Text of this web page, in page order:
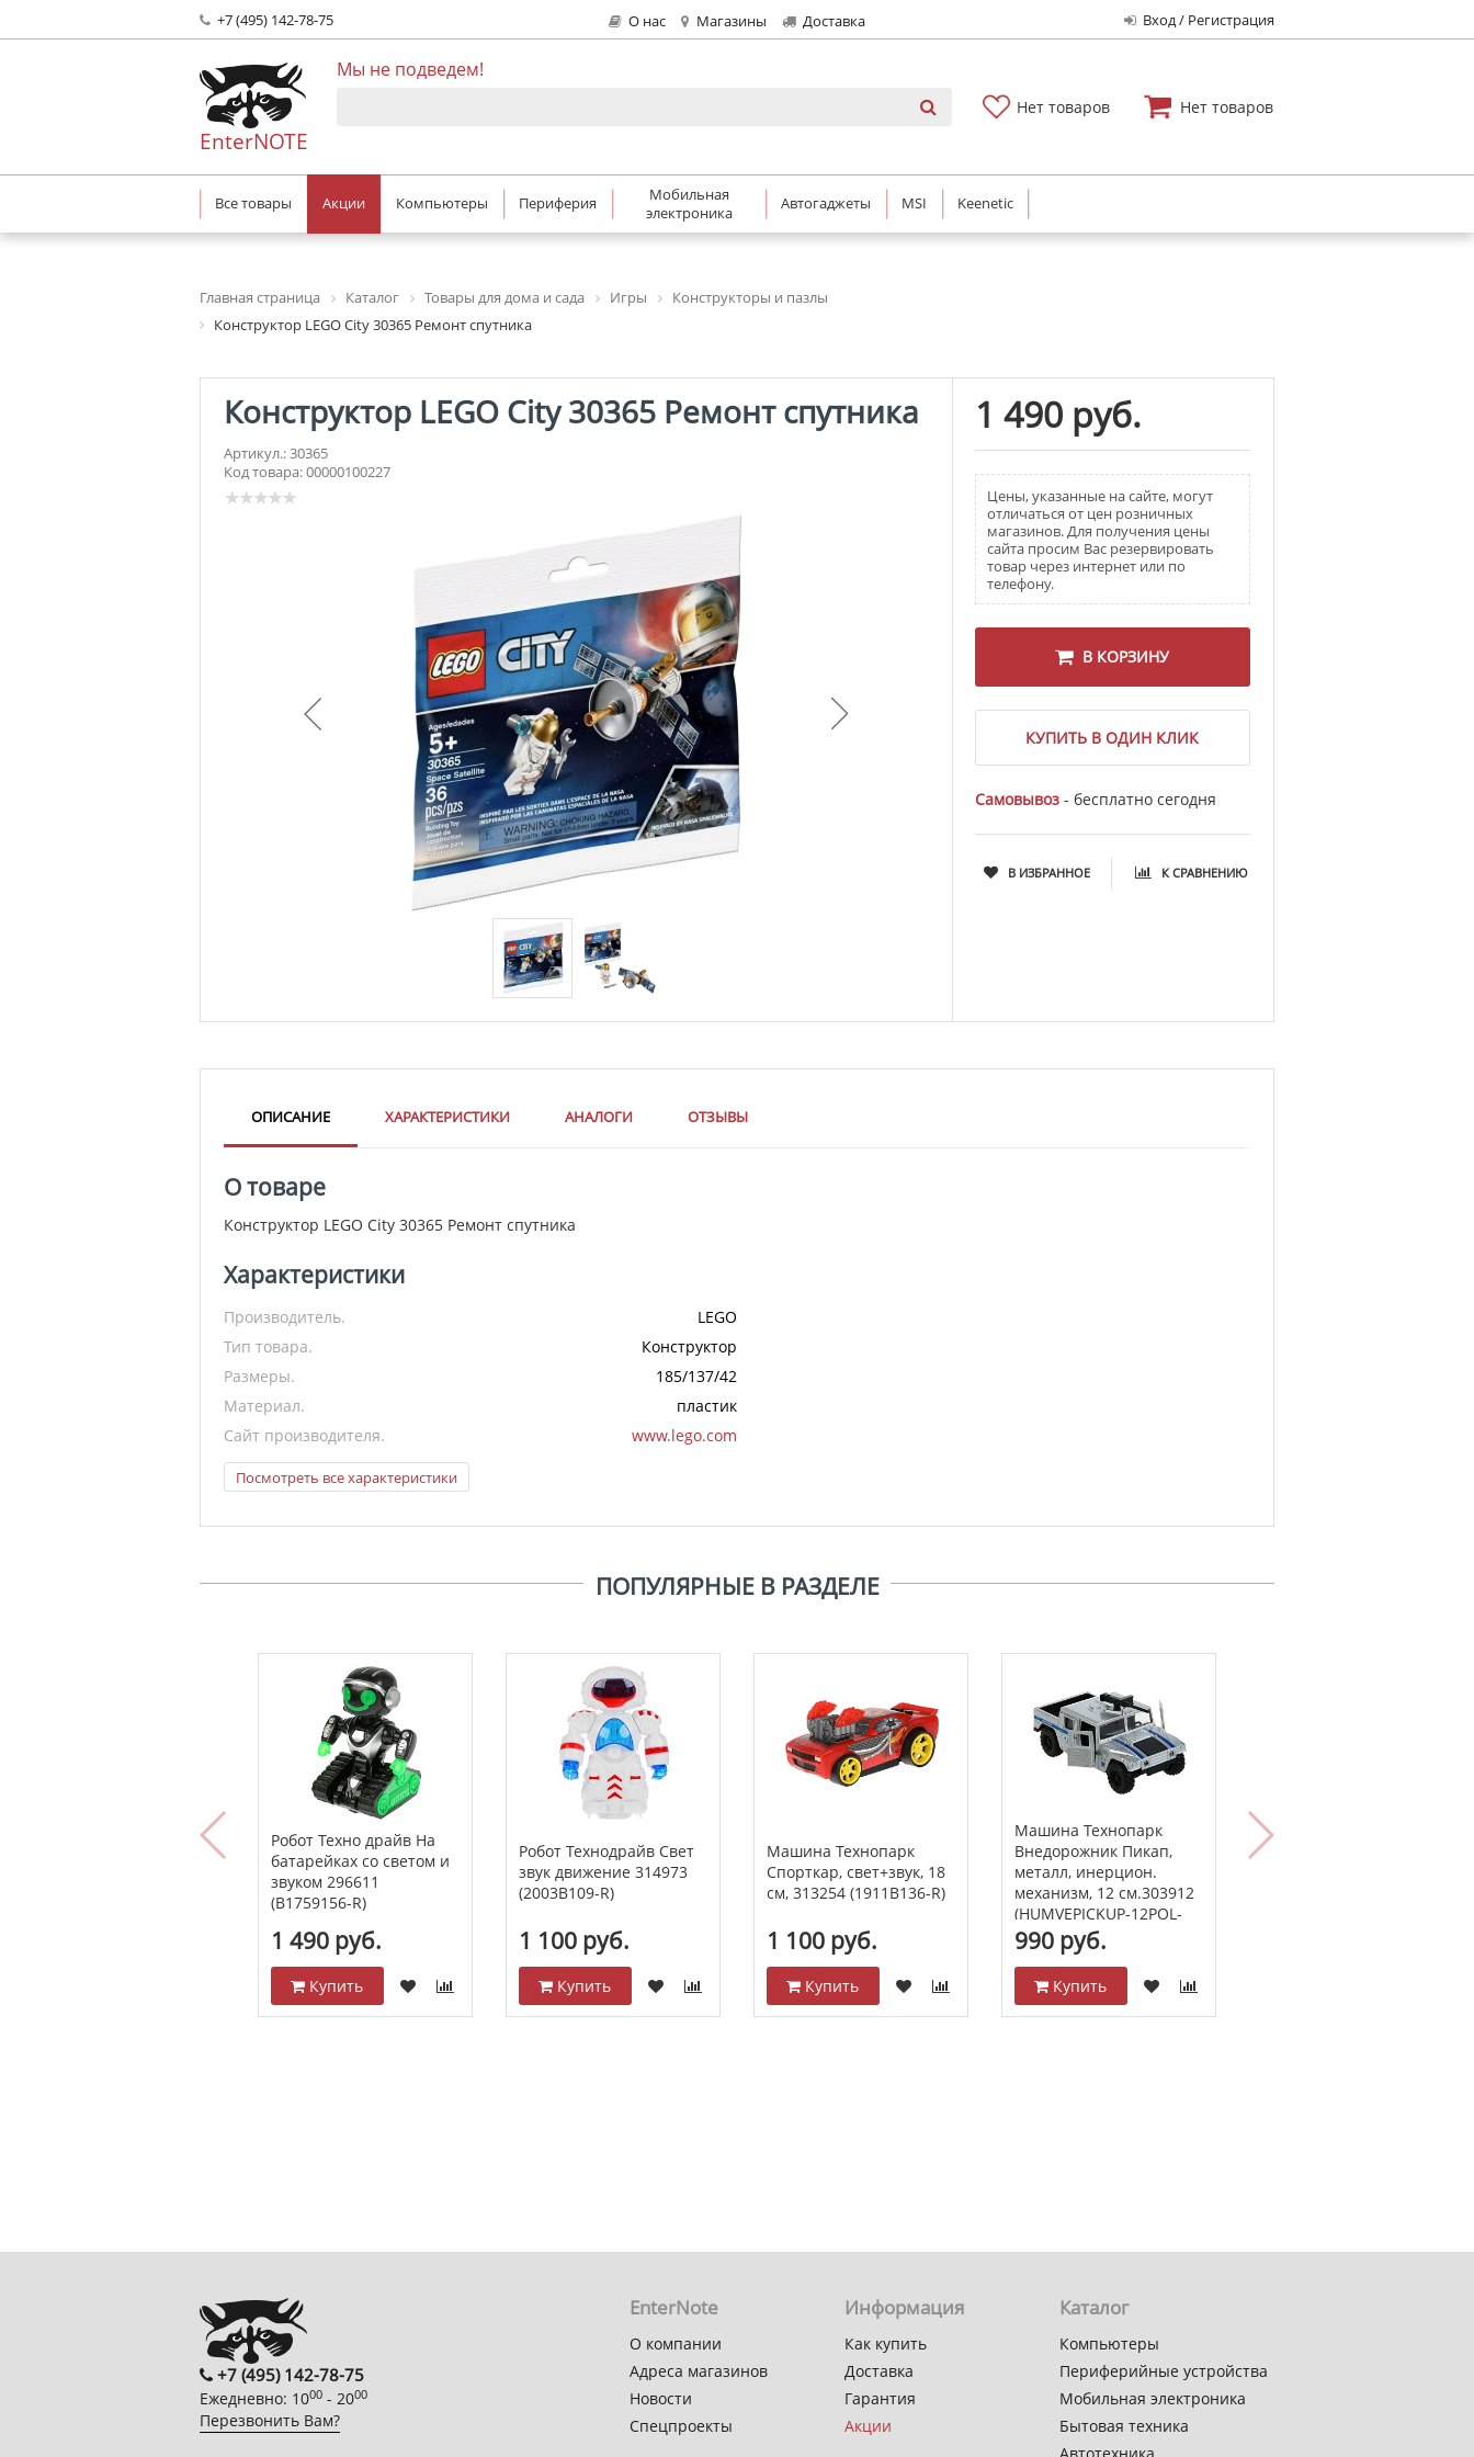
+7 (495) 142-78-75 О нас Магазины Доставка Вход / Регистрация
EnterNOTE
Мы не подведем!
Нет товаров Нет товаров
Все товары Акции Компьютеры Периферия
Мобильная
электроника
Автогаджеты MSI Keenetic
Главная страница Каталог Товары для дома и сада Игры
Конструкторы и пазлы
Конструктор LEGO City 30365 Ремонт спутника
Конструктор LEGO City 30365 Ремонт спутника
Артикул.: 30365
Код товара: 00000100227
1 490 руб.
Цены, указанные на сайте, могут
отличаться от цен розничных
магазинов. Для получения цены
сайта просим Вас резервировать
товар через интернет или по
телефону.
В КОРЗИНУ
КУПИТЬ В ОДИН КЛИК
Самовывоз- бесплатно сегодня
В ИЗБРАННОЕ К СРАВНЕНИЮ
ОПИСАНИЕ ХАРАКТЕРИСТИКИ АНАЛОГИ ОТЗЫВЫ
О товаре
Конструктор LEGO City 30365 Ремонт спутника
Характеристики
Производитель.
LEGO
Тип товара.
Конструктор
Размеры.
185/137/42
Материал.
пластик
Сайт производителя.
www.lego.com
Посмотреть все характеристики
ПОПУЛЯРНЫЕ В РАЗДЕЛЕ
Робот Техно драйв На
батарейках со светом и
звуком 296611
(B1759156-R)
1 490 руб.
Купить
Робот Технодрайв Свет
звук движение 314973
(2003B109-R)
1 100 руб.
Купить
Машина Технопарк
Спорткар, свет+звук, 18
см, 313254 (1911B136-R)
1 100 руб.
Купить
Машина Технопарк
Внедорожник Пикап,
металл, инерцион.
механизм, 12 см.303912
(HUMVEPICKUP-12POL-
SR)
990 руб.
Купить
+7 (495) 142-78-75
Ежедневно: 1000 - 2000
Перезвонить Вам?
EnterNote
О компании
Адреса магазинов
Новости
Спецпроекты
Информация
Как купить
Доставка
Гарантия
Акции
Каталог
Компьютеры
Периферийные устройства
Мобильная электроника
Бытовая техника